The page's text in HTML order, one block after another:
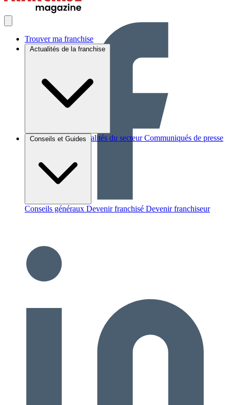
Trouver ma franchise
Actualités de la franchise
Brèves et actus Actualités du secteur Communiqués de presse
Conseils et Guides
Conseils généraux Devenir franchisé Devenir franchiseur